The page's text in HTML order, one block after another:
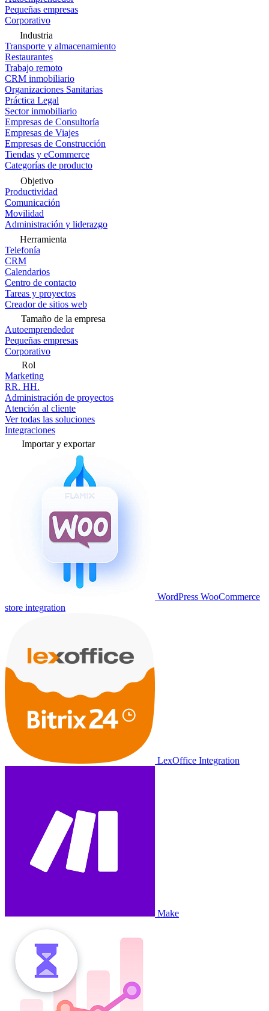
Pequeñas empresas
Corporativo
Industria
Transporte y almacenamiento
Restaurantes
Trabajo remoto
CRM inmobiliario
Organizaciones Sanitarias
Práctica Legal
Sector inmobiliario
Empresas de Consultoría
Empresas de Viajes
Empresas de Construcción
Tiendas y eCommerce
Categorías de producto
Objetivo
Productividad
Comunicación
Movilidad
Administración y liderazgo
Herramienta
Telefonía
CRM
Calendarios
Centro de contacto
Tareas y proyectos
Creador de sitios web
Tamaño de la empresa
Autoemprendedor
Pequeñas empresas
Corporativo
Rol
Marketing
RR. HH.
Administración de proyectos
Atención al cliente
Ver todas las soluciones
Integraciones
Importar y exportar
WordPress WooCommerce
store integration
LexOffice Integration
Make